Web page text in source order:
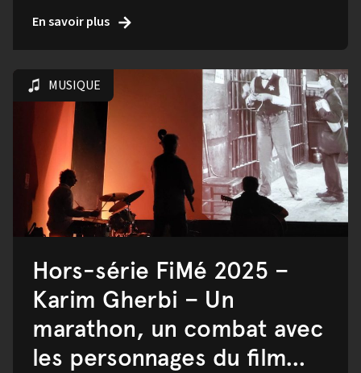
En savoir plus
MUSIQUE
Hors-série FiMé 2025 –
Karim Gherbi – Un
marathon, un combat avec
les personnages du film…